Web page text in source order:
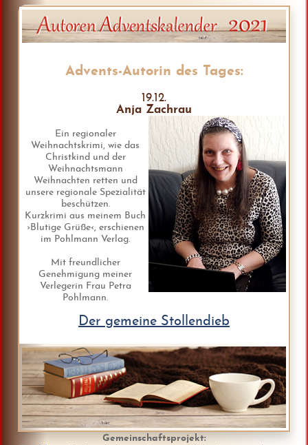
Advents-Autorin des Tages:
19.12.
Anja Zachrau
Ein regionaler
Weihnachtskrimi, wie das
Christkind und der
Weihnachtsmann
Weihnachten retten und
unsere regionale Spezialität
beschützen.
Kurzkrimi aus meinem Buch
›Blutige Grüße‹, erschienen
im Pohlmann Verlag.
Mit freundlicher
Genehmigung meiner
Verlegerin Frau Petra
Pohlmann.
Der gemeine Stollendieb
Gemeinschaftsprojekt: